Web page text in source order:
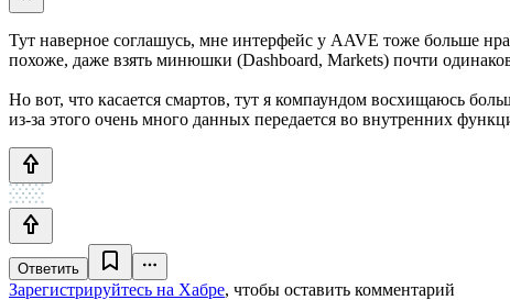
Тут наверное соглашусь, мне интерфейс у AAVE тоже больше
похоже, даже взять минюшки (Dashboard, Markets) почти
Но вот, что касается смартов, тут я компаундом восхищаюсь
из-за этого очень много данных передается во внутренних
Ответить
Зарегистрируйтесь на Хабре, чтобы оставить комментарий